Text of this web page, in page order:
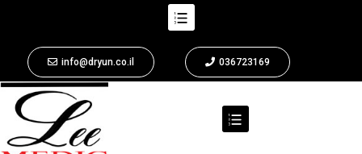
info@dryun.co.il 036723169